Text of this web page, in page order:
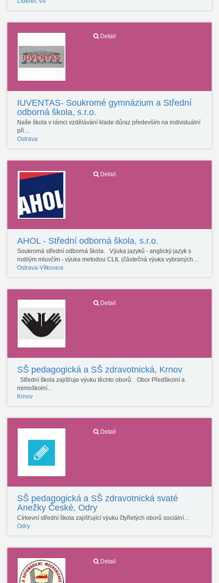
Detail
IUVENTAS- Soukromé gymnázium a Střední
odborná škola, s.r.o.
Naše škola v rámci vzdělávání klade důraz především na individuální
pří…
Ostrava
Detail
AHOL - Střední odborná škola, s.r.o.
Soukromá střední odborná škola. Výuka jazyků - anglický jazyk s
rodilým mluvčím - výuka metodou CLIL (částečná výuka vybraných…
Ostrava-Vítkovice
Detail
SŠ pedagogická a SŠ zdravotnická, Krnov
Střední škola zajišťuje výuku těchto oborů: Obor Předškolní a
mimoškolní…
Krnov
Detail
SŠ pedagogická a SŠ zdravotnická svaté
Anežky České, Odry
Církevní střední škola zajišťující výuku čtyřletých oborů sociální…
Odry
Detail